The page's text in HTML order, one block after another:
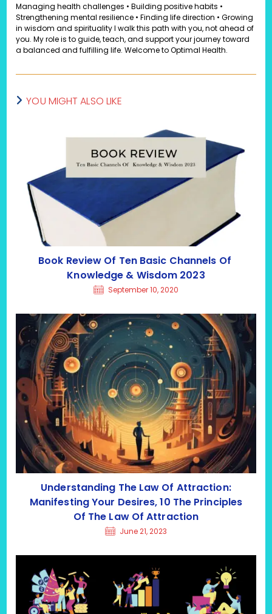
Managing health challenges • Building positive habits •
Strengthening mental resilience • Finding life direction • Growing
in wisdom and spirituality I walk this path with you, not ahead of
you. My role is to guide, teach, and support your journey toward
a balanced and fulfilling life. Welcome to Optimal Health.
YOU MIGHT ALSO LIKE
Book Review Of Ten Basic Channels Of
Knowledge & Wisdom 2023
September 10, 2020
Understanding The Law Of Attraction:
Manifesting Your Desires, 10 The Principles
Of The Law Of Attraction
June 21, 2023